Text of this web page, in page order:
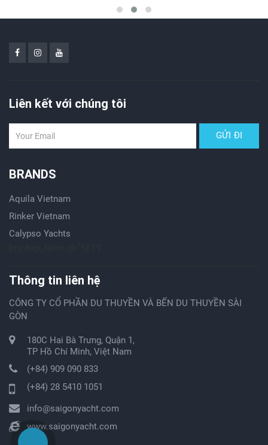
Liên kết với chúng tôi
BRANDS
Aquila Vietnam
Rinker Vietnam
Calypso Yachts
Thông tin liên hệ
CÔNG TY CỔ PHẦN DU THUYỀN VÀ BẾN DU THUYỀN SÀI
GÒN
180C Hai Bà Trưng, Quận 1,
TP Hồ Chí Minh, Việt Nam
(+84) 909 090 833
(+84) 28 5410 1051
info@saigonyacht.com
www.saigonyacht.com